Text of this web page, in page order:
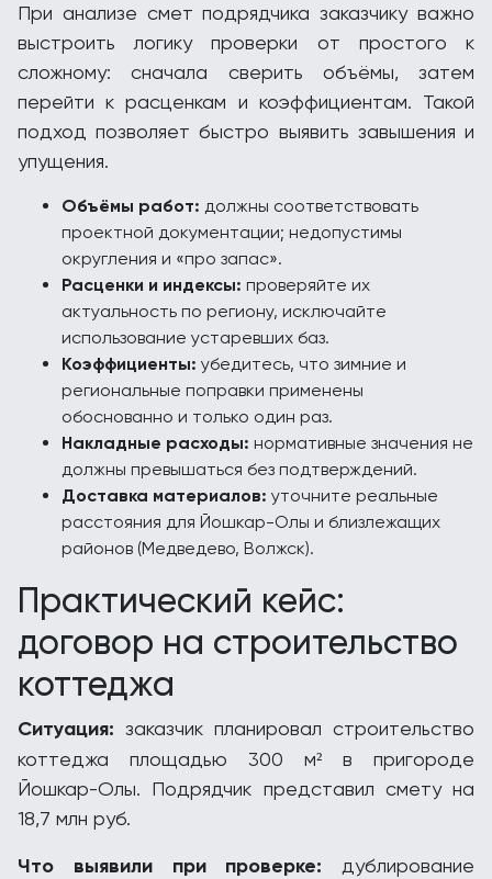
При анализе смет подрядчика заказчику важно
выстроить логику проверки от простого к
сложному: сначала сверить объёмы, затем
перейти к расценкам и коэффициентам. Такой
подход позволяет быстро выявить завышения и
упущения.
Объёмы работ: должны соответствовать
проектной документации; недопустимы
округления и «про запас».
Расценки и индексы: проверяйте их
актуальность по региону, исключайте
использование устаревших баз.
Коэффициенты: убедитесь, что зимние и
региональные поправки применены
обоснованно и только один раз.
Накладные расходы: нормативные значения не
должны превышаться без подтверждений.
Доставка материалов: уточните реальные
расстояния для Йошкар-Олы и близлежащих
районов (Медведево, Волжск).
Практический кейс:
договор на строительство
коттеджа
Ситуация: заказчик планировал строительство
коттеджа площадью 300 м² в пригороде
Йошкар-Олы. Подрядчик представил смету на
18,7 млн руб.
Что выявили при проверке: дублирование